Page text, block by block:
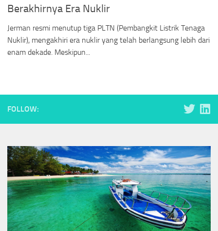
Berakhirnya Era Nuklir
Jerman resmi menutup tiga PLTN (Pembangkit Listrik Tenaga
Nuklir), mengakhiri era nuklir yang telah berlangsung lebih dari
enam dekade. Meskipun...
FOLLOW: